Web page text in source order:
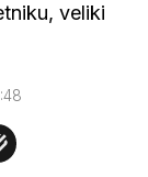
veliki